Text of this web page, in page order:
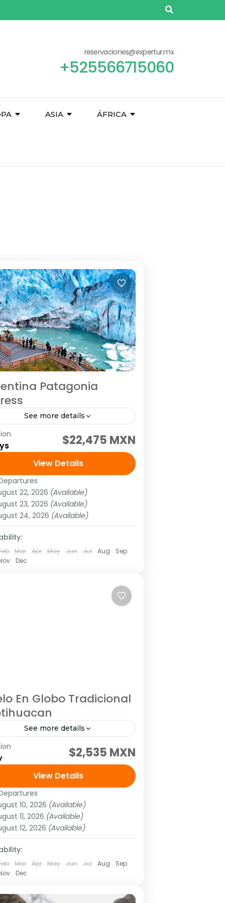
reservaciones@expertur.mx
+525566715060
ASIA ÁFRICA
Patagonia
See more details
Buenos Aires – El Calafate
Salidas: Diarias del 01 de
al 31 de agosto 2023 Programa
como Salida Fija.
,Sudamérica
$22,475 MXN
View Details
22, 2026 (Available)
23, 2026 (Available)
24, 2026 (Available)
Mar Apr May Jun Jul Aug
Sep
Dec
En Globo Tradicional
See more details
Sobrevuelo en
Salidas: Diario, hasta el
de diciembre del 2023. 🥳FESTEJA
NOSOTROS!!! SIN NINGÚN
EXTRA En caso de
,aniversario...
,México
$2,535 MXN
View Details
10, 2026 (Available)
11, 2026 (Available)
12, 2026 (Available)
Mar Apr May Jun Jul Aug
Sep
Dec